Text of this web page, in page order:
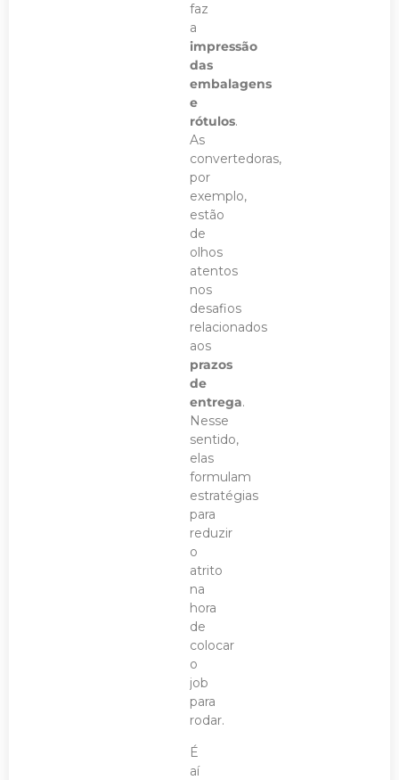
faz
a
impressão
das
embalagens
e
rótulos.
As
convertedoras,
por
exemplo,
estão
de
olhos
atentos
nos
desafios
relacionados
aos
prazos
de
entrega.
Nesse
sentido,
elas
formulam
estratégias
para
reduzir
o
atrito
na
hora
de
colocar
o
job
para
rodar.
É
aí